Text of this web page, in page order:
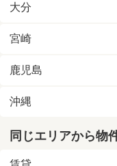
大分
宮崎
鹿児島
沖縄
同じエリアから物